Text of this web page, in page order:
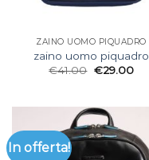
ZAINO UOMO PIQUADRO
zaino uomo piquadro
€41.00 €29.00
In offerta!